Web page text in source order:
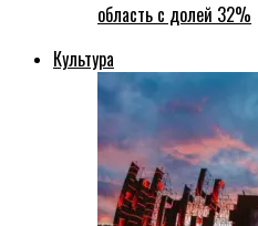
область с долей 32%
Культура